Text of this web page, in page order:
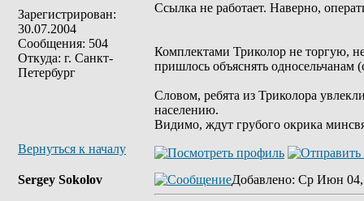
Зарегистрирован:
30.07.2004
Сообщения: 504
Откуда: г. Санкт-
Петербург
Ссылка не работает. Наверно,
Комплектами Триколор не торгую,
пришлось объяснять односельчанам
Словом, ребята из Триколора
населению.
Видимо, ждут грубого окрика
Вернуться к началу
Sergey Sokolov Добавлено: Ср Июн 04,